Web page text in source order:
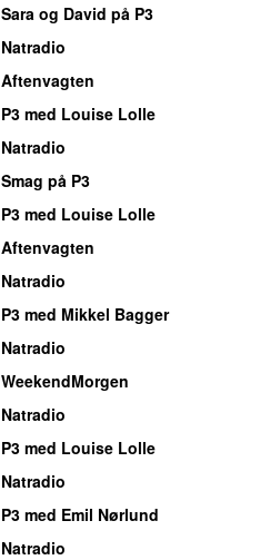
Sara og David på P3
Natradio
Aftenvagten
P3 med Louise Lolle
Natradio
Smag på P3
P3 med Louise Lolle
Aftenvagten
Natradio
P3 med Mikkel Bagger
Natradio
WeekendMorgen
Natradio
P3 med Louise Lolle
Natradio
P3 med Emil Nørlund
Natradio